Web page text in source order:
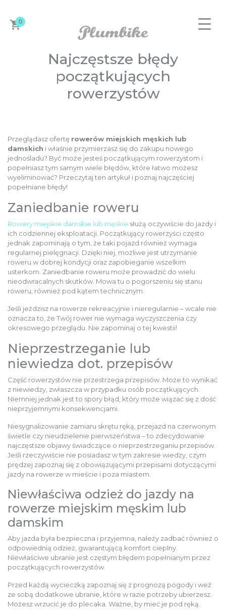
0
DAMSKIE
DZIECIĘCE
SALE
NOWOŚCI
ODZIEŻ
AKCESORIA
KONTAKT
Najczęstsze błędy
początkujących
rowerzystów
Przeglądasz ofertę rowerów miejskich męskich lub
damskich i właśnie przymierzasz się do zakupu nowego
jednośladu? Być może jesteś początkującym rowerzystom i
popełniasz tym samym wiele błędów, które łatwo możesz
wyeliminować? Przeczytaj ten artykuł i poznaj najczęściej
popełniane błędy!
Zaniedbanie roweru
Rowery miejskie damskie lub męskie służą oczywiście do jazdy i
ich codziennej eksploatacji. Początkujący rowerzyści często
jednak zapominają o tym, że taki pojazd również wymaga
regularnej pielęgnacji. Dzięki niej, możliwe jest utrzymanie
roweru w dobrej kondycji oraz zapobieganie wszelkim
usterkom. Zaniedbanie roweru może prowadzić do wielu
nieodwracalnych skutków. Mowa tu o pogorszeniu się stanu
roweru, również pod kątem technicznym.
Jeśli jeździsz na rowerze rekreacyjnie i nieregularnie – wcale nie
oznacza to, że Twój rower nie wymaga wyczyszczenia czy
okresowego przeglądu. Nie zapominaj o tej kwestii!
Nieprzestrzeganie lub
niewiedza dot. przepisów
Część rowerzystów nie przestrzega przepisów. Może to wynikać
z niewiedzy, zwłaszcza w przypadku osób początkujących.
Niemniej jednak jest to spory błąd, który może wiązać się z dość
nieprzyjemnymi konsekwencjami.
Niesygnalizowanie zamiaru skrętu ręką, przejazd na czerwonym
świetle czy nieudzielenie pierwszeństwa – to zdecydowanie
najczęstsze objawy świadczące o nieprzestrzeganiu przepisów.
Jeśli rzeczywiście nie posiadasz w tym zakresie wiedzy, czym
prędzej zapoznaj się z obowiązującymi przepisami dotyczącymi
jazdy na rowerze w mieście i poza miastem.
Niewłaściwa odzież do jazdy na
rowerze miejskim męskim lub
damskim
Aby jazda była bezpieczna i przyjemna, należy zadbać również o
odpowiednią odzież, gwarantującą komfort cieplny.
Niewłaściwe ubranie jest częstym błędem popełnianym przez
początkujących rowerzystów.
Przed każdą wycieczką zapoznaj się z prognozą pogody i weź
ze sobą dodatkowe ubranie, które w razie potrzeby ubierzesz.
Możesz wrzucić je do plecaka. Ważne, by mieć je pod ręką.